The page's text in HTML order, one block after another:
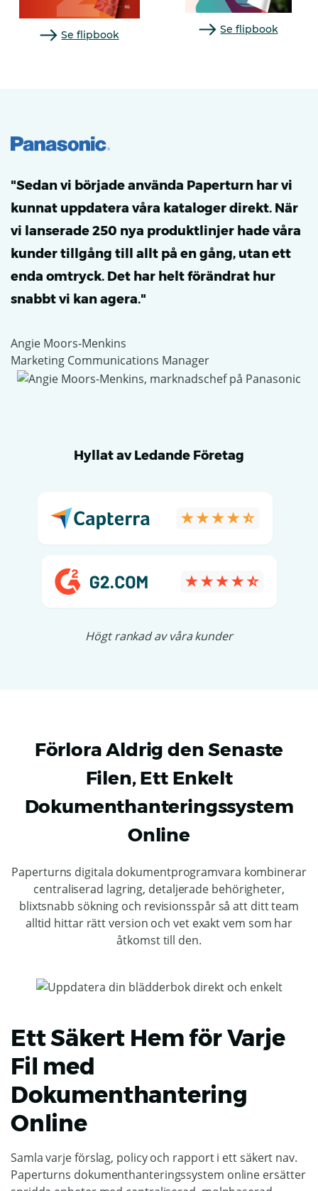
Se flipbook Se flipbook
"Sedan vi började använda Paperturn har vi
kunnat uppdatera våra kataloger direkt. När
vi lanserade 250 nya produktlinjer hade våra
kunder tillgång till allt på en gång, utan ett
enda omtryck. Det har helt förändrat hur
snabbt vi kan agera."
Angie Moors-Menkins
Marketing Communications Manager
Hyllat av Ledande Företag
Högt rankad av våra kunder
Förlora Aldrig den Senaste
Filen, Ett Enkelt
Dokumenthanteringssystem
Online
Paperturns digitala dokumentprogramvara kombinerar
centraliserad lagring, detaljerade behörigheter,
blixtsnabb sökning och revisionsspår så att ditt team
alltid hittar rätt version och vet exakt vem som har
åtkomst till den.
Ett Säkert Hem för Varje
Fil med
Dokumenthantering
Online
Samla varje förslag, policy och rapport i ett säkert nav.
Paperturns dokumenthanteringssystem online ersätter